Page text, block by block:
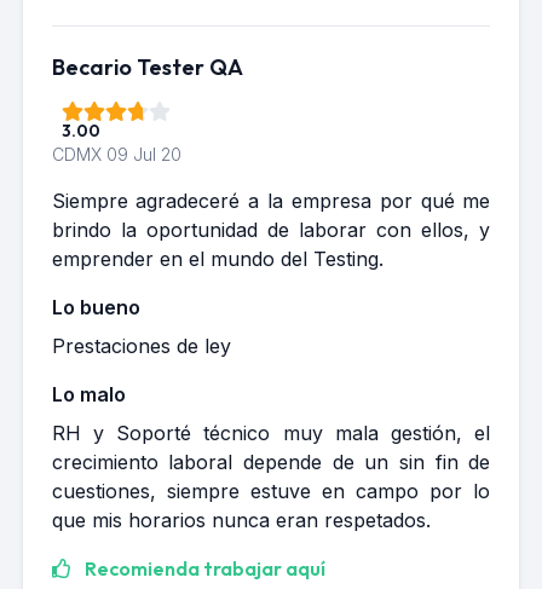
Becario Tester QA
3.00
CDMX 09 Jul 20
Siempre agradeceré a la empresa por qué me
brindo la oportunidad de laborar con ellos, y
emprender en el mundo del Testing.
Lo bueno
Prestaciones de ley
Lo malo
RH y Soporté técnico muy mala gestión, el
crecimiento laboral depende de un sin fin de
cuestiones, siempre estuve en campo por lo
que mis horarios nunca eran respetados.
Recomienda trabajar aquí